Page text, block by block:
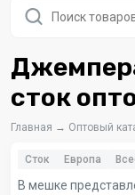
товаров
сток
Главная → Оптовый
Сток Европа
В мешке